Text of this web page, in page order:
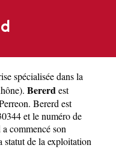
spécialisée dans la
). Bererdest
Bererd est
et le numéro de
commencé son
statut de la exploitation